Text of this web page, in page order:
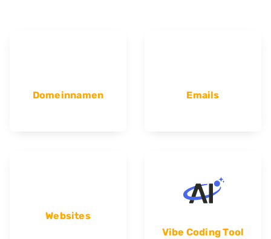
Domeinnamen Emails
Websites
Vibe Coding Tool